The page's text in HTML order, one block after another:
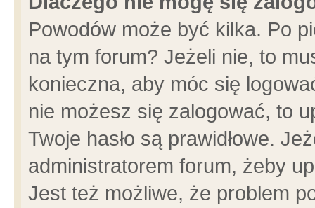
Powodów może być kilka. Po
na tym forum? Jeżeli nie, to
konieczna, aby móc się
nie możesz się zalogować, to
Twoje hasło są prawidłowe.
administratorem forum, żeby
Jest też możliwe, że problem